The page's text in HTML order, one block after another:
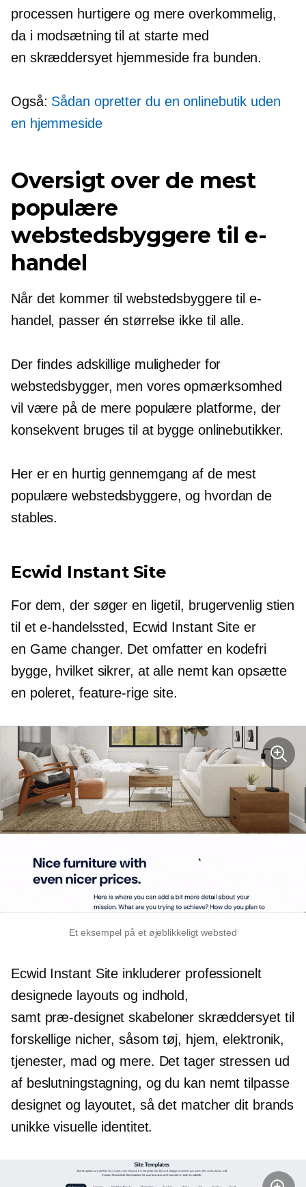
processen hurtigere og mere overkommelig,
da i modsætning til at starte med
en skræddersyethjemmeside fra bunden.
Også: Sådan opretter du en onlinebutik uden
en hjemmeside
Oversigt over de mest
populære
webstedsbyggere til e-
handel
Når det kommer til webstedsbyggere til e-
handel, passer én størrelse ikke til alle.
Der findes adskillige muligheder for
webstedsbygger, men vores opmærksomhed
vil være på de mere populære platforme, der
konsekvent bruges til at bygge onlinebutikker.
Her er en hurtig gennemgang af de mest
populære webstedsbyggere, og hvordan de
stables.
Ecwid Instant Site
For dem, der søger en ligetil, brugervenlig stien
til et e-handelssted, Ecwid Instant Site er
en Game changer. Det omfatter en kodefri
bygge, hvilket sikrer, at alle nemt kan opsætte
en poleret, feature-rigesite.
Et eksempel på et øjeblikkeligt websted
Ecwid Instant Site inkluderer professionelt
designede layouts og indhold,
samt præ-designet skabeloner skræddersyet til
forskellige nicher, såsom tøj, hjem, elektronik,
tjenester, mad og mere. Det tager stressen ud
af beslutningstagning, og du kan nemt tilpasse
designet og layoutet, så det matcher dit brands
unikke visuelle identitet.